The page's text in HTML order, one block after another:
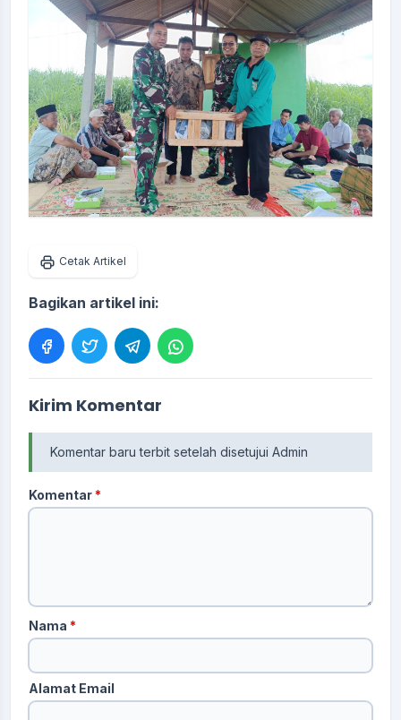
Cetak Artikel
Bagikan artikel ini:
Kirim Komentar
Komentar baru terbit setelah disetujui Admin
Komentar*
Nama *
Alamat Email